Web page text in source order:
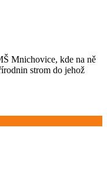
Mnichovice, kde na ně
strom do jehož